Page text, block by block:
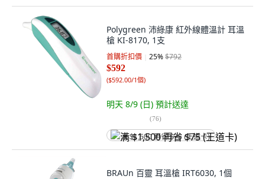
Polygreen 沛綠康 紅外線體溫計 耳溫
槍 KI-8170, 1支
首購折扣價 25%$792
$592
($592.00/1個)
明天 8/9 (日) 預計送達
(76)
满 $1,500 再省 $75 (王道卡)
BRAUn 百靈 耳溫槍 IRT6030, 1個